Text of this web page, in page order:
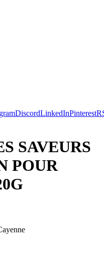
DiscordLinkedInPinterest
SAVEURS
POUR